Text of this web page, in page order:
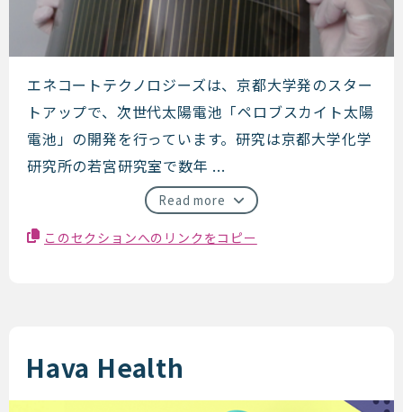
エネコートテクノロジーズ
エネコートテクノロジーズは、京都大学発のスター
トアップで、次世代太陽電池「ペロブスカイト太陽
電池」の開発を行っています。研究は京都大学化学
研究所の若宮研究室で数年 ...
Read more
このセクションへのリンクをコピー
Hava Health